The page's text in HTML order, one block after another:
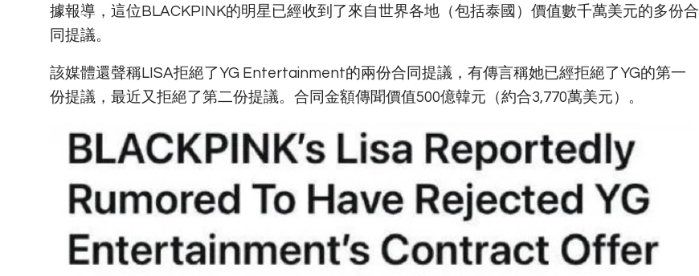
據報導，這位BLACKPINK的明星已經收到了來自世界各地（包括泰國）價值數千萬美元的多份合
同提議。
該媒體還聲稱LISA拒絕了YG Entertainment的兩份合同提議，有傳言稱她已經拒絕了YG的第一
份提議，最近又拒絕了第二份提議。合同金額傳聞價值500億韓元（約合3,770萬美元）。